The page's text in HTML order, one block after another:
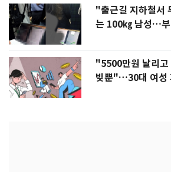
"출근길 지하철서
는 100㎏ 남성…
"5500만원 날리고
빚뿐"…30대 여성